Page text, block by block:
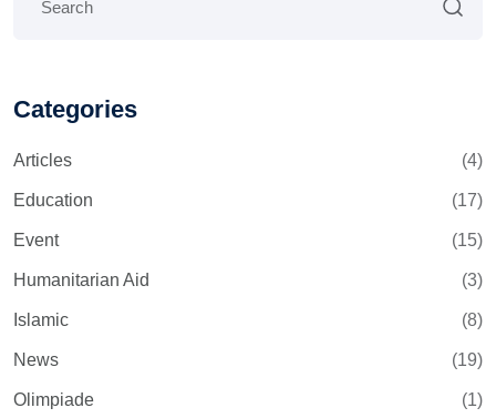
Categories
Articles (4)
Education (17)
Event (15)
Humanitarian Aid (3)
Islamic (8)
News (19)
Olimpiade (1)